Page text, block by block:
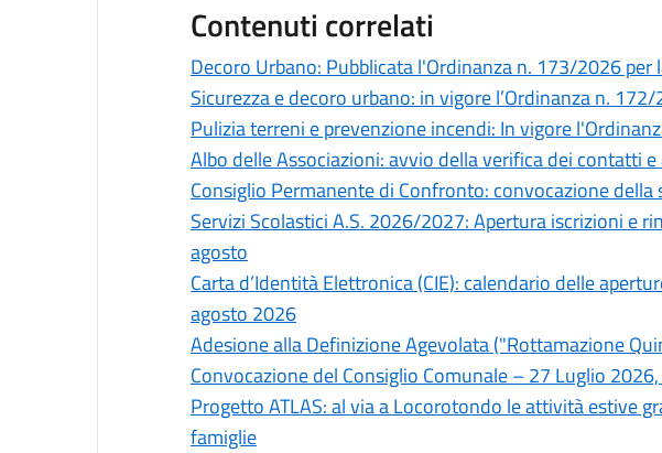
Contenuti correlati
Decoro Urbano: Pubblicata l'Ordinanza n. 173/2026
Sicurezza e decoro urbano: in vigore l’Ordinanza n.
Pulizia terreni e prevenzione incendi: In vigore
Albo delle Associazioni: avvio della verifica dei contatti
Consiglio Permanente di Confronto: convocazione
Servizi Scolastici A.S. 2026/2027: Apertura iscrizioni e
agosto
Carta d’Identità Elettronica (CIE): calendario delle
agosto 2026
Adesione alla Definizione Agevolata ("Rottamazione
Convocazione del Consiglio Comunale – 27 Luglio
Progetto ATLAS: al via a Locorotondo le attività estive
famiglie